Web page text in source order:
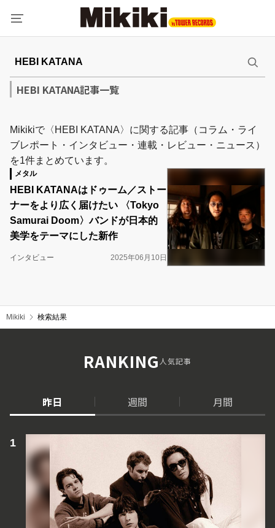
HEBI KATANA記事一覧
Mikikiで〈HEBI KATANA〉に関する記事（コラム・ライ
ブレポート・インタビュー・連載・レビュー・ニュース）
を1件まとめています。
メタル
HEBI KATANAはドゥーム／ストー
ナーをより広く届けたい 〈Tokyo
Samurai Doom〉バンドが日本的
美学をテーマにした新作
インタビュー 2025年06月10日
Mikiki 検索結果
RANKING人気記事
昨日 週間 月間